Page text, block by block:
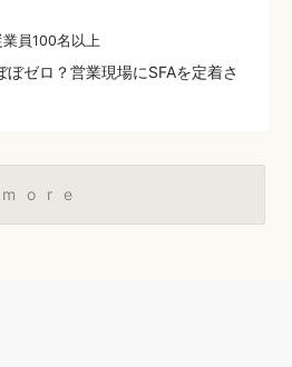
業員100名以上
ゼロ？営業現場にSFAを定着さ
more